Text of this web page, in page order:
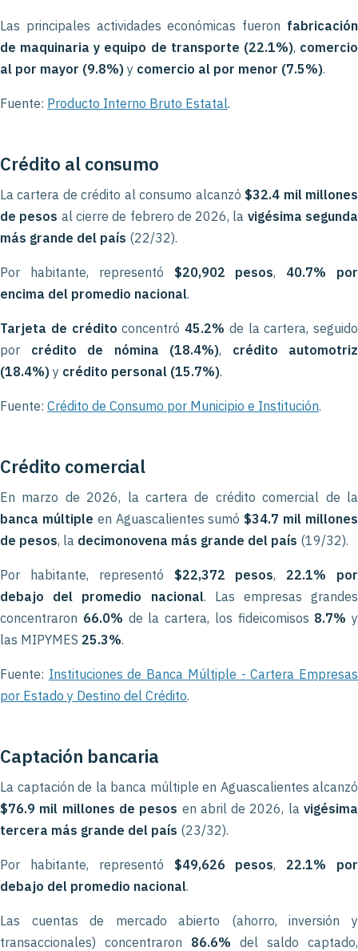
Las principales actividades económicas fueron fabricación
de maquinaria y equipo de transporte (22.1%), comercio
al por mayor (9.8%) y comercio al por menor (7.5%).
Fuente: Producto Interno Bruto Estatal.
Crédito al consumo
La cartera de crédito al consumo alcanzó $32.4 mil millones
de pesos al cierre de febrero de 2026, la vigésima segunda
más grande del país (22/32).
Por habitante, representó $20,902 pesos, 40.7% por
encima del promedio nacional.
Tarjeta de crédito concentró 45.2% de la cartera, seguido
por crédito de nómina (18.4%), crédito automotriz
(18.4%) y crédito personal (15.7%).
Fuente: Crédito de Consumo por Municipio e Institución.
Crédito comercial
En marzo de 2026, la cartera de crédito comercial de la
banca múltiple en Aguascalientes sumó $34.7 mil millones
de pesos, la decimonovena más grande del país (19/32).
Por habitante, representó $22,372 pesos, 22.1% por
debajo del promedio nacional. Las empresas grandes
concentraron 66.0% de la cartera, los fideicomisos 8.7% y
las MIPYMES 25.3%.
Fuente: Instituciones de Banca Múltiple - Cartera Empresas
por Estado y Destino del Crédito.
Captación bancaria
La captación de la banca múltiple en Aguascalientes alcanzó
$76.9 mil millones de pesos en abril de 2026, lavigésima
tercera más grande del país (23/32).
Por habitante, representó $49,626 pesos, 22.1% por
debajo del promedio nacional.
Las cuentas de mercado abierto (ahorro, inversión y
transaccionales) concentraron 86.6% del saldo captado,